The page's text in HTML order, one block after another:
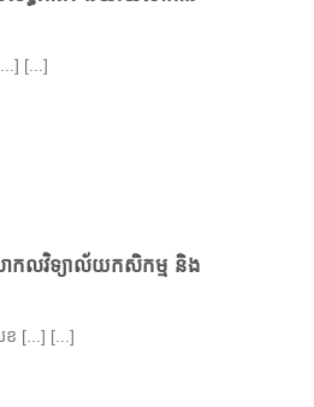
[...]
ាកលវិទ្យាល័យកសិកម្ម និង
ខ [...] [...]